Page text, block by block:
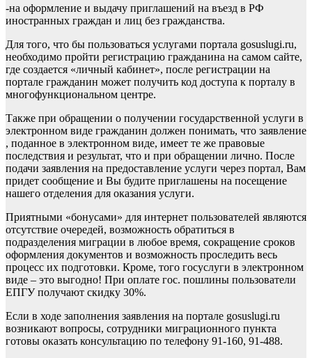
-на оформление и выдачу приглашений на въезд в РФ
иностранных граждан и лиц без гражданства.
Для того, что бы пользоваться услугами портала gosuslugi.ru,
необходимо пройти регистрацию гражданина на самом сайте,
где создается «личный кабинет», после регистрации на
портале гражданин может получить код доступа к порталу в
многофункциональном центре.
Также при обращении о получении государственной услуги в
электронном виде гражданин должен понимать, что заявление
, поданное в электронном виде, имеет те же правовые
последствия и результат, что и при обращении лично. После
подачи заявления на предоставление услуги через портал, Вам
придет сообщение и Вы будите приглашены на посещение
нашего отделения для оказания услуги.
Приятными «бонусами» для интернет пользователей являются
отсутствие очередей, возможность обратиться в
подразделения миграции в любое время, сокращение сроков
оформления документов и возможность проследить весь
процесс их подготовки. Кроме, того госуслуги в электронном
виде – это выгодно! При оплате гос. пошлины пользователи
ЕПГУ получают скидку 30%.
Если в ходе заполнения заявления на портале gosuslugi.ru
возникают вопросы, сотрудники миграционного пункта
готовы оказать консультацию по телефону 91-160, 91-488.